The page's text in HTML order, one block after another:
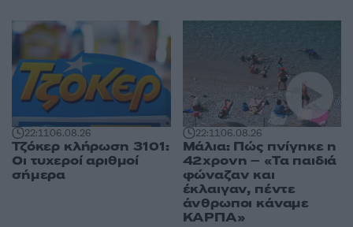
22:1106.08.26
Τζόκερ κλήρωση 3101:
Οι τυχεροί αριθμοί
σήμερα
22:1106.08.26
Μάλια: Πώς πνίγηκε η
42χρονη – «Τα παιδιά
φώναζαν και
έκλαιγαν, πέντε
άνθρωποι κάναμε
ΚΑΡΠΑ»